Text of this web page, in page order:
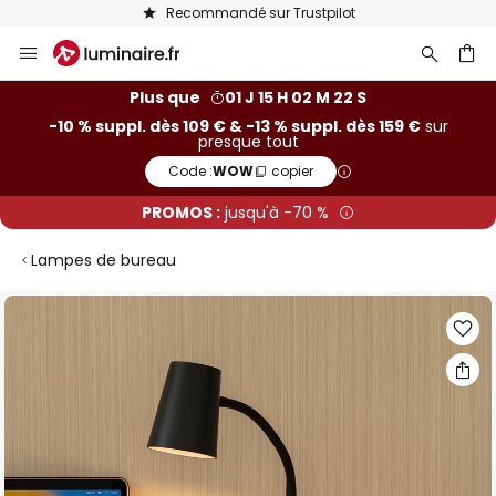
Recommandé sur Trustpilot
Allez
au
Plus que
01 J 15 H 02 M 21 S
-10 % suppl. dès 109 € & -13 % suppl. dès 159 €sur
presque tout
Code :WOW copier
PROMOS : jusqu'à -70 %
Lampes de bureau
Skip
images